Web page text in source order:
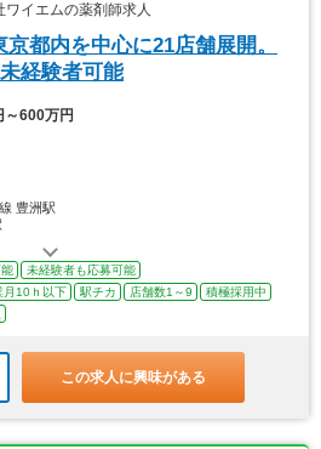
イエムの薬剤師求人
京都内を中心に21店舗展開。
経験者可能
～600万円
豊洲駅
未経験者も応募可能
月10ｈ以下 駅チカ 店舗数1～9
積極採用中
この求人に興味がある